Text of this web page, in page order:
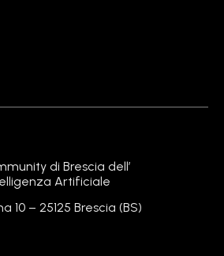
di Brescia dell’
Artificiale
10 – 25125 Brescia (BS)